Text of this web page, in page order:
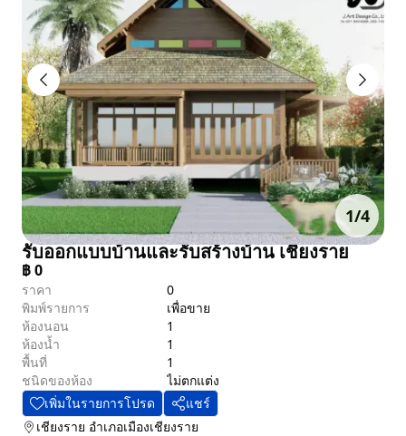
1/4
รับออกแบบบ้านและรับสร้างบ้าน เชียงราย
฿0
ราคา
0
พิมพ์รายการ
เพื่อขาย
ห้องนอน
1
ห้องน้ำ
1
พื้นที่
1
ชนิดของห้อง
ไม่ตกแต่ง
เพิ่มในรายการโปรด
แชร์
เชียงราย อำเภอเมืองเชียงราย